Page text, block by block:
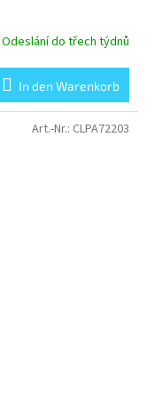
Odeslání do třech týdnů
In den Warenkorb
Art.-Nr.: CLPA72203